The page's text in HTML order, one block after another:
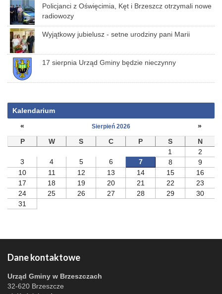
Policjanci z Oświęcimia, Kęt i Brzeszcz otrzymali nowe
radiowozy
Wyjątkowy jubielusz - setne urodziny pani Marii
17 sierpnia Urząd Gminy będzie nieczynny
Kalendarium
«
Sierpień 2026
»
P
W S C P S
N
1
2
3
4 5 6 7 8
9
10
11 12 13 14 15
16
17
18 19 20 21 22
23
24
25 26 27 28 29
30
31
Dane kontaktowe
Urząd Gminy w Brzeszczach
32-620 Brzeszcze